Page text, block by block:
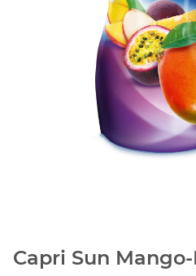
Capri Sun